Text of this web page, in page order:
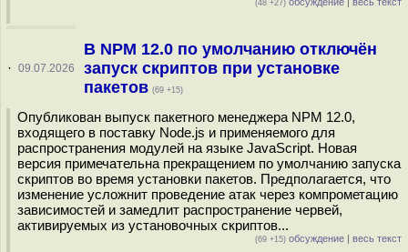
(48 +27)
· 09.07.2026
В NPM 12.0 по умолчанию отключён
запуск скриптов при установке
пакетов (69 +15)
Опубликован выпуск пакетного менеджера NPM 12.0,
входящего в поставку Node.js и применяемого для
распространения модулей на языке JavaScript. Новая
версия примечательна прекращением по умолчанию запуска
скриптов во время установки пакетов. Предполагается, что
изменение усложнит проведение атак через компрометацию
зависимостей и замедлит распространение червей,
активируемых из установочных скриптов...
(69 +15) обсуждение | весь текст